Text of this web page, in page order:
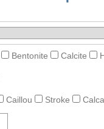
Bentonite Calcite
Caillou Stroke